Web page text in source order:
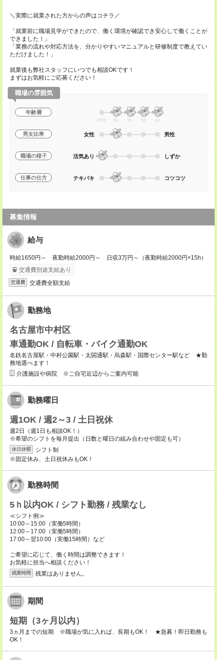
＼実際に就業された方からの声はコチラ／
「就業前に職場見学ができたので、働く環境が確認でき安心して働くことが
できました！」
「業務の流れや対応方法を、分かりやすいマニュアルと研修制度で教えてい
ただけました！」
就業後も弊社スタッフにいつでも相談OKです！
まずはお気軽にご応募ください！
職場の雰囲気
年齢層
20代 30 40 50 60
男女比率 女性 男性
職場の様子 活気あり しずか
仕事の仕方 テキパキ コツコツ
募集情報
給与
時給1650円～ 夜勤時給2000円～ 日収3万円～（夜勤時給2000円×15h）
交通費別途支給あり
交通費 交通費全額支給
勤務地
名古屋市中村区
車通勤OK / 自転車・バイク通勤OK
名鉄名古屋駅・中村公園駅・太閤通駅・烏森駅・国際センター駅など ★勤
務地選べます！
介護施設や病院 ※ご自宅近辺からご案内可能
勤務曜日
週1OK / 週2～3 / 土日祝休
週2日（週1日も相談OK！）
※希望のシフトを毎月提出（日数と曜日の組み合わせや固定も可）
休日休暇
シフト制
※固定休み、土日祝休みもOK！
勤務時間
5ｈ以内OK / シフト勤務 / 残業なし
≪シフト例≫
10:00～15:00（実働5時間）
12:00～17:00（実働5時間）
17:00～翌10:00（実働15時間）など
ご希望に応じて、働く時間は調整できます！
お気軽に担当へ相談ください！
残業時間 残業はありません。
期間
短期（3ヶ月以内）
3ヵ月までの短期 ※職場が気に入れば、長期もOK！ ★急募！即日勤務も
OK！